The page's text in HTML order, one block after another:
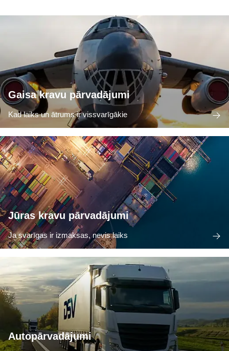
Gaisa kravu pārvadājumi
Kad laiks un ātrums ir vissvarīgākie
Jūras kravu pārvadājumi
Ja svarīgas ir izmaksas, nevis laiks
Autopārvadājumi